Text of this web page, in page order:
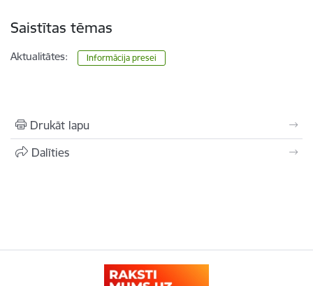
Saistītas tēmas
Aktualitātes: Informācija presei
Drukāt lapu
Dalīties